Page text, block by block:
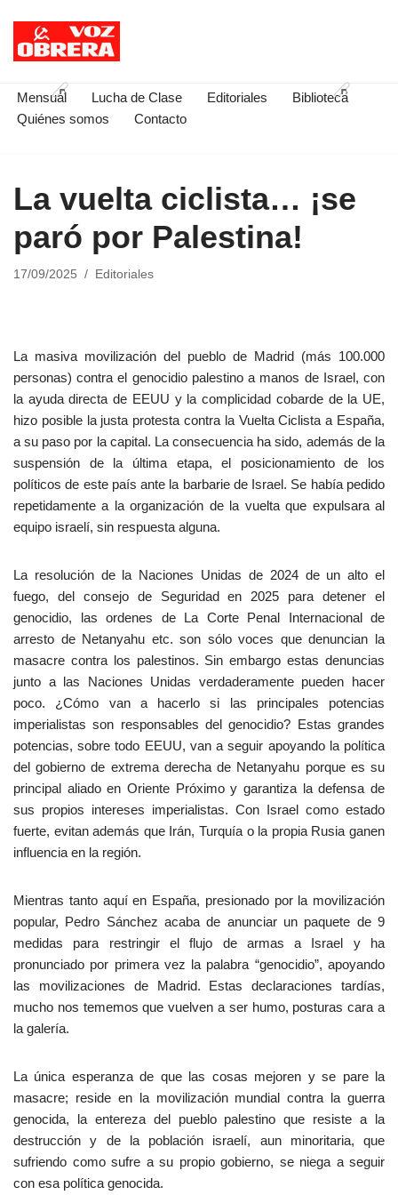
Saltar
contenido
Mensual Lucha de Clase Editoriales
Biblioteca
Quiénes somos
Contacto
La vuelta ciclista… ¡se
paró por Palestina!
17/09/2025 Editoriales
La masiva movilización del pueblo de Madrid (más 100.000
personas) contra el genocidio palestino a manos de Israel, con
la ayuda directa de EEUU y la complicidad cobarde de la UE,
hizo posible la justa protesta contra la Vuelta Ciclista a España,
a su paso por la capital. La consecuencia ha sido, además de la
suspensión de la última etapa, el posicionamiento de los
políticos de este país ante la barbarie de Israel. Se había pedido
repetidamente a la organización de la vuelta que expulsara al
equipo israelí, sin respuesta alguna.
La resolución de la Naciones Unidas de 2024 de un alto el
fuego, del consejo de Seguridad en 2025 para detener el
genocidio, las ordenes de La Corte Penal Internacional de
arresto de Netanyahu etc. son sólo voces que denuncian la
masacre contra los palestinos. Sin embargo estas denuncias
junto a las Naciones Unidas verdaderamente pueden hacer
poco. ¿Cómo van a hacerlo si las principales potencias
imperialistas son responsables del genocidio? Estas grandes
potencias, sobre todo EEUU, van a seguir apoyando la política
del gobierno de extrema derecha de Netanyahu porque es su
principal aliado en Oriente Próximo y garantiza la defensa de
sus propios intereses imperialistas. Con Israel como estado
fuerte, evitan además que Irán, Turquía o la propia Rusia ganen
influencia en la región.
Mientras tanto aquí en España, presionado por la movilización
popular, Pedro Sánchez acaba de anunciar un paquete de 9
medidas para restringir el flujo de armas a Israel y ha
pronunciado por primera vez la palabra “genocidio”, apoyando
las movilizaciones de Madrid. Estas declaraciones tardías,
mucho nos tememos que vuelven a ser humo, posturas cara a
la galería.
La única esperanza de que las cosas mejoren y se pare la
masacre; reside en la movilización mundial contra la guerra
genocida, la entereza del pueblo palestino que resiste a la
destrucción y de la población israelí, aun minoritaria, que
sufriendo como sufre a su propio gobierno, se niega a seguir
con esa política genocida.